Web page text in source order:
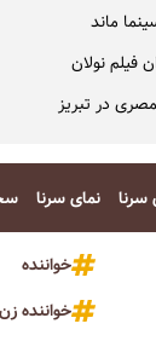
ماند
فیلم نولان
در تبریز
سرنا نمای سرنا
خواننده
خواننده زن